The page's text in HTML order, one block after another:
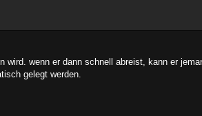
wenn er dann schnell abreist, kann er
gelegt werden.